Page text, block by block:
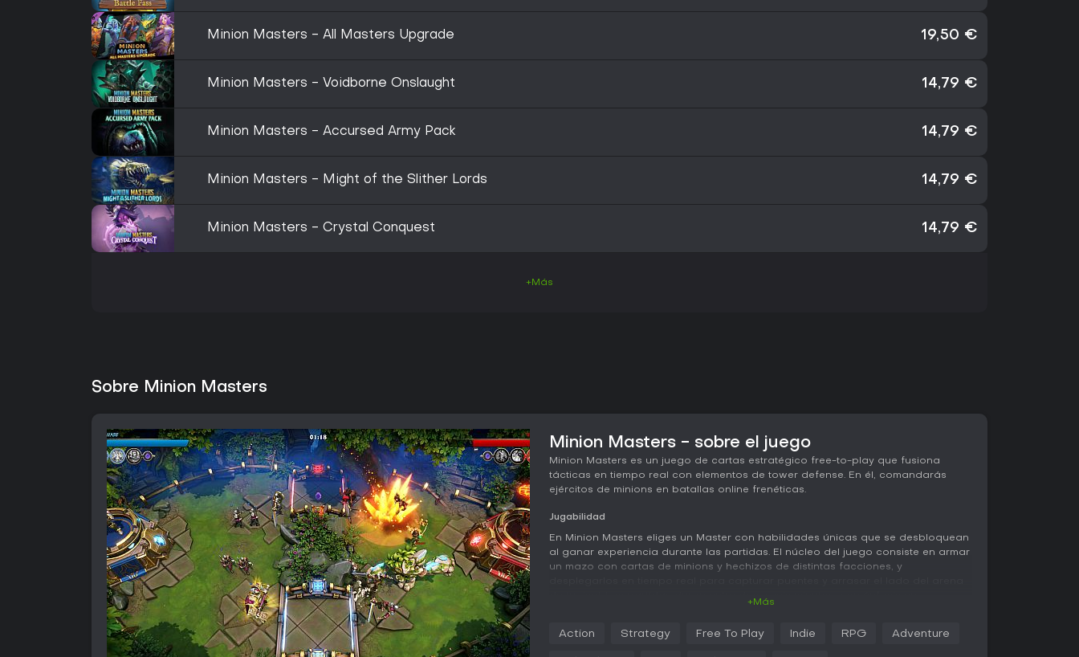
Minion Masters - All Masters Upgrade 19,50 €
Minion Masters - Voidborne Onslaught 14,79 €
Minion Masters - Accursed Army Pack 14,79 €
Minion Masters - Might of the Slither Lords 14,79 €
Minion Masters - Crystal Conquest 14,79 €
+Más
Sobre Minion Masters
Minion Masters - sobre el juego
Minion Masters es un juego de cartas estratégico free-to-play que fusiona
tácticas en tiempo real con elementos de tower defense. En él, comandarás
ejércitos de minions en batallas online frenéticas.
Jugabilidad
En Minion Masters eliges un Master con habilidades únicas que se desbloquean
al ganar experiencia durante las partidas. El núcleo del juego consiste en armar
un mazo con cartas de minions y hechizos de distintas facciones, y
genera puntos de experiencia para subir de nivel y activar potentes habilidades
+Más
Action Strategy Free To Play Indie RPG Adventure